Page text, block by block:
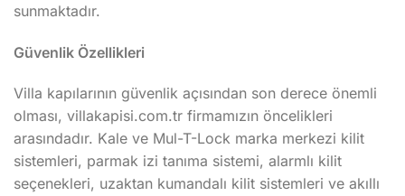
sunmaktadır.
Güvenlik Özellikleri
Villa kapılarının güvenlik açısından son derece önemli
olması, villakapisi.com.tr firmamızın öncelikleri
arasındadır. Kale ve Mul-T-Lock marka merkezi kilit
sistemleri, parmak izi tanıma sistemi, alarmlı kilit
seçenekleri, uzaktan kumandalı kilit sistemleri ve akıllı